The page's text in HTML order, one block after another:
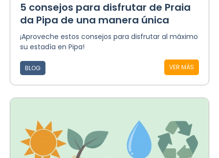
5 consejos para disfrutar de Praia
da Pipa de una manera única
¡Aproveche estos consejos para disfrutar al máximo
su estadía en Pipa!
VER MÁS
BLOG